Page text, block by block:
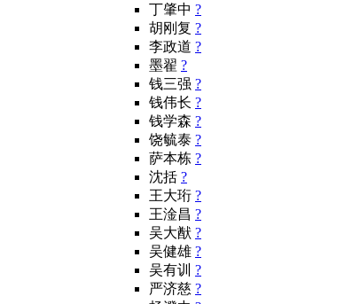
丁肇中 ?
胡刚复 ?
李政道 ?
墨翟 ?
钱三强 ?
钱伟长 ?
钱学森 ?
饶毓泰 ?
萨本栋 ?
沈括 ?
王大珩 ?
王淦昌 ?
吴大猷 ?
吴健雄 ?
吴有训 ?
严济慈 ?